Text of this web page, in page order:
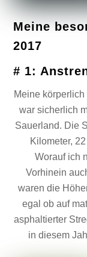
Meine
2017
# 1:
Meine körperlich
war sicherlich
Sauerland. Die
Kilometer,
Worauf ich
Vorhinein
waren die
egal ob auf
asphaltierter
in diesem